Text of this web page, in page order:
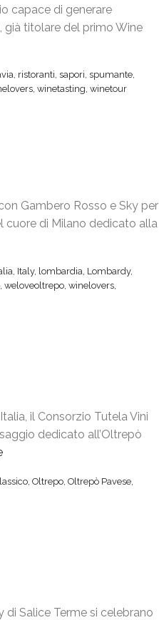
capace di generare
già titolare del primo Wine
, ristoranti, sapori, spumante,
, winetasting, winetour
Gambero Rosso e Sky per
cuore di Milano dedicato alla
Italy, lombardia Lombardy,
weloveoltrepo winelovers
il Consorzio Tutela Vini
dedicato all’Oltrepò
o
o
Oltrepo Oltrepò Pavese
Salice Terme si celebrano